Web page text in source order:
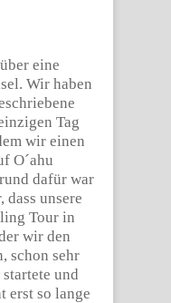
eine
Wir haben
Tag
wir einen
O´ahu
dafür war
dass unsere
Tour in
wir den
schon sehr
und
erst so lange